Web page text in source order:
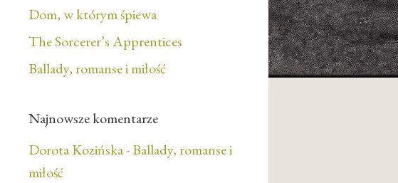
Dom, w którym śpiewa
The Sorcerer’s Apprentices
Ballady, romanse i miłość
Najnowsze komentarze
Dorota Kozińska-Ballady, romanse i
miłość